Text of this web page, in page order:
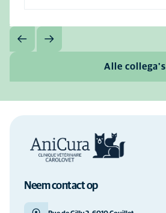
Alle collega's
Neem contact op